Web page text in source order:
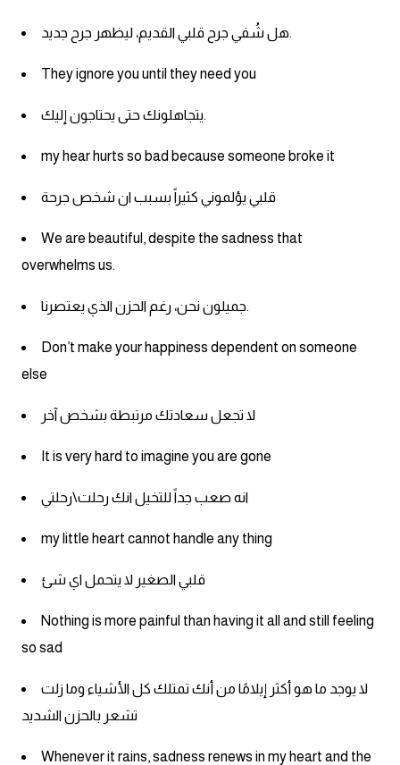
هل شُفي جرح قلبي القديم، ليظهر جرح جديد.
They ignore you until they need you
يتجاهلونك حتى يحتاجون إليك.
my hear hurts so bad because someone broke it
قلبي يؤلموني كثيراً بسبب ان شخص جرحة
We are beautiful, despite the sadness that
overwhelms us.
جميلون نحن، رغم الحزن الذي يعتصرنا.
Don’t make your happiness dependent on someone
else
لا تجعل سعادتك مرتبطة بشخص آخر
It is very hard to imagine you are gone
انه صعب جداً للتخيل انك رحلت\رحلتي
my little heart cannot handle any thing
قلبي الصغير لا يتحمل اي شئ
Nothing is more painful than having it all and still feeling
so sad
لا يوجد ما هو أكثر إيلامًا من أنك تمتلك كل الأشياء وما زلت
تشعر بالحزن الشديد
Whenever it rains, sadness renews in my heart and the